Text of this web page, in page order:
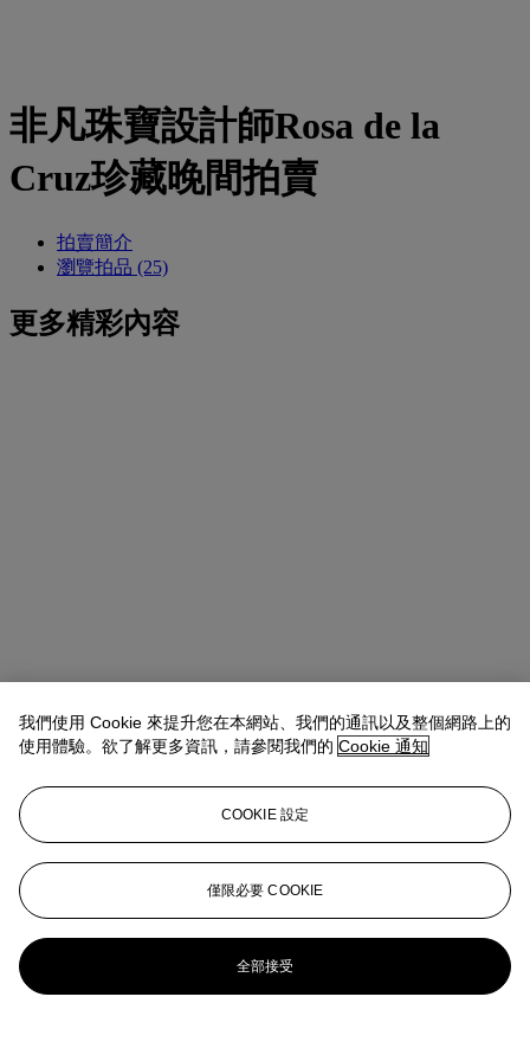
非凡珠寶設計師Rosa de la
Cruz珍藏晚間拍賣
拍賣簡介
瀏覽拍品 (25)
更多精彩內容
我們使用 Cookie 來提升您在本網站、我們的通訊以及整個網路上的
使用體驗。欲了解更多資訊，請參閱我們的 Cookie 通知
COOKIE 設定
僅限必要 COOKIE
全部接受